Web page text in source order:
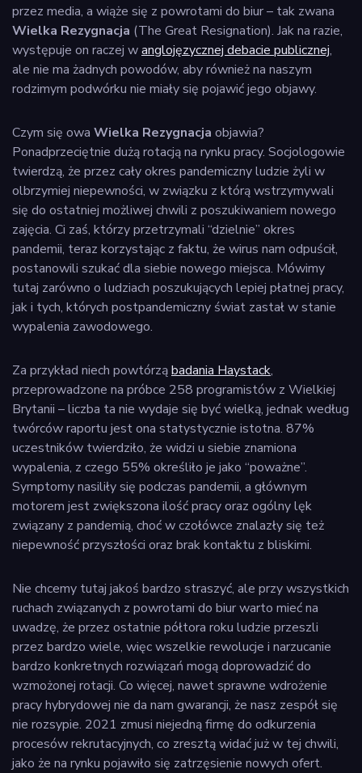
przez media, a wiąże się z powrotami do biur – tak zwana
Wielka Rezygnacja (The Great Resignation). Jak na razie,
występuje on raczej wanglojęzycznej debacie publicznej,
ale nie ma żadnych powodów, aby również na naszym
rodzimym podwórku nie miały się pojawić jego objawy.
Czym się owa Wielka Rezygnacja objawia?
Ponadprzeciętnie dużą rotacją na rynku pracy. Socjologowie
twierdzą, że przez cały okres pandemiczny ludzie żyli w
olbrzymiej niepewności, w związku z którą wstrzymywali
się do ostatniej możliwej chwili z poszukiwaniem nowego
zajęcia. Ci zaś, którzy przetrzymali “dzielnie” okres
pandemii, teraz korzystając z faktu, że wirus nam odpuścił,
postanowili szukać dla siebie nowego miejsca. Mówimy
tutaj zarówno o ludziach poszukujących lepiej płatnej pracy,
jak i tych, których postpandemiczny świat zastał w stanie
wypalenia zawodowego.
Za przykład niech powtórząbadania Haystack,
przeprowadzone na próbce 258 programistów z Wielkiej
Brytanii – liczba ta nie wydaje się być wielką, jednak według
twórców raportu jest ona statystycznie istotna. 87%
uczestników twierdziło, że widzi u siebie znamiona
wypalenia, z czego 55% określiło je jako “poważne”.
Symptomy nasiliły się podczas pandemii, a głównym
motorem jest zwiększona ilość pracy oraz ogólny lęk
związany z pandemią, choć w czołówce znalazły się też
niepewność przyszłości oraz brak kontaktu z bliskimi.
Nie chcemy tutaj jakoś bardzo straszyć, ale przy wszystkich
ruchach związanych z powrotami do biur warto mieć na
uwadzę, że przez ostatnie półtora roku ludzie przeszli
przez bardzo wiele, więc wszelkie rewolucje i narzucanie
bardzo konkretnych rozwiązań mogą doprowadzić do
wzmożonej rotacji. Co więcej, nawet sprawne wdrożenie
pracy hybrydowej nie da nam gwarancji, że nasz zespół się
nie rozsypie. 2021 zmusi niejedną firmę do odkurzenia
procesów rekrutacyjnych, co zresztą widać już w tej chwili,
jako że na rynku pojawiło się zatrzęsienie nowych ofert.